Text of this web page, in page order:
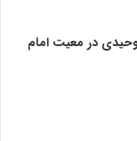
در معیت امام